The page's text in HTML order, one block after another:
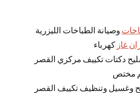
وصيانة الطباخات الليزرية
غاز كهرباء
دكتات تكييف مركزي القصر
مختص
وغسيل وتنظيف تكييف القصر